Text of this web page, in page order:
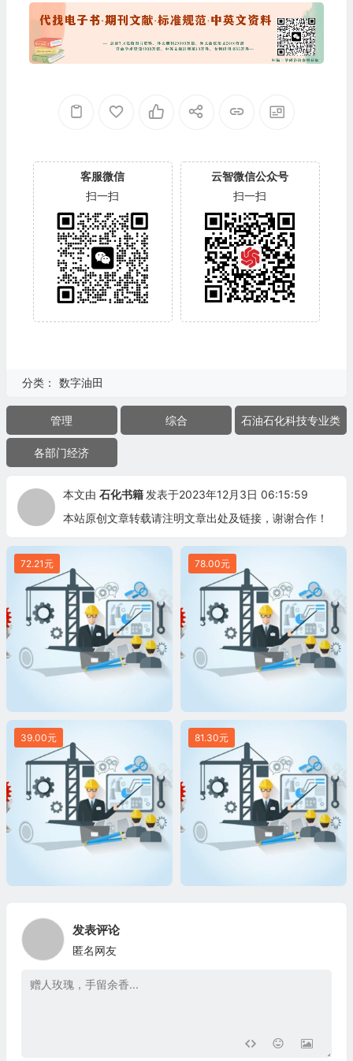
客服微信
扫一扫
云智微信公众号
扫一扫
分类： 数字油田
管理 综合 石油石化科技专业类
各部门经济
本文由 石化书籍 发表于2023年12月3日 06:15:59
本站原创文章转载请注明文章出处及链接，谢谢合作！
72.21元 78.00元
39.00元 81.30元
发表评论
匿名网友